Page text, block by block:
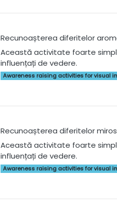
Recunoașterea diferitelor
Această activitate foarte
influențați de vedere.
Awareness raising activities for visual
Recunoașterea diferitelor
Această activitate foarte
influențați de vedere.
Awareness raising activities for visual